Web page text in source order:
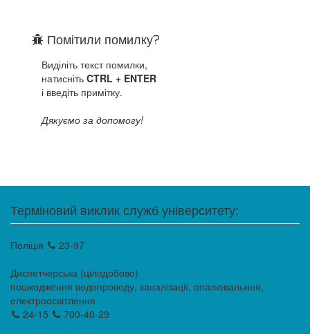
Помітили помилку?
Виділіть текст помилки,
натисніть CTRL + ENTER
і введіть примітку.
Дякуємо за допомогу!
Терміновий виклик служб університету:
Поліція
23-97
Диспетчерська (цілодобово)
пошкодження водопроводу, каналізації, опалювальння,
електроосвітлення
24-15
700-40-29